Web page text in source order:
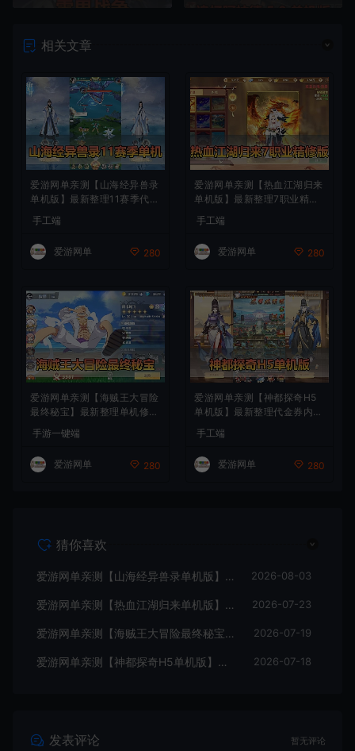
相关文章
爱游网单亲测【山海经异兽录
单机版】最新整理11赛季代金
模拟器手游 解压一键端 视频
安装教学+手工端文本教学
手工端
爱游网单 280
爱游网单亲测【热血江湖归来
单机版】最新整理7职业精修
代金券内购 虚拟机一键端视
频安装教学+手工端文本教学
手工端
爱游网单 280
爱游网单亲测【海贼王大冒险
最终秘宝】最新整理单机修复
版 带网页GM充值物品后台
回合制抽卡模拟器手游 虚拟
机一键端视频教学+手工端文
本教学
手游一键端
爱游网单 280
爱游网单亲测【神都探奇H5
单机版】最新整理代金券内购
带GM物品充值后台 虚拟机一
键端 视频安装教学+手工端文
本教学
手工端
爱游网单 280
猜你喜欢
爱游网单亲测【山海经异兽录单机版】最新整理11赛季代金券内购版 带GM物品充值后台 模拟器手游 解压一键端 视频安装教学+手工端文本教学 2026-08-03
爱游网单亲测【热血江湖归来单机版】最新整理7职业精修多项修复 带网页GM物品后台 代金券内购 虚拟机一键端视频安装教学+手工端文本教学 2026-07-23
爱游网单亲测【海贼王大冒险最终秘宝】最新整理单机修复版 带网页GM充值物品后台 回合制抽卡模拟器手游 虚拟机一键端视频教学+手工端文本教学 2026-07-19
爱游网单亲测【神都探奇H5单机版】最新整理代金券内购 带GM物品充值后台 虚拟机一键端 视频安装教学+手工端文本教学 2026-07-18
发表评论 暂无评论